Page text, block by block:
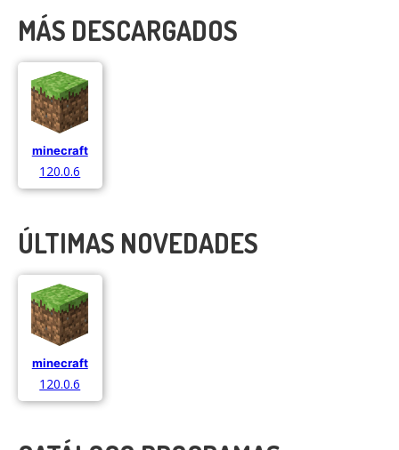
MÁS DESCARGADOS
minecraft
120.0.6
ÚLTIMAS NOVEDADES
minecraft
120.0.6